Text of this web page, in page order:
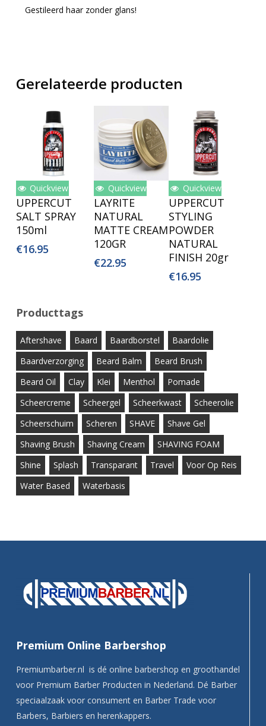
Gestileerd haar zonder glans!
Gerelateerde producten
Toevoegen
Aan
Winkelwagen
Quickview
UPPERCUT
SALT SPRAY
150ml
€16.95
Toevoegen
Aan
Winkelwagen
Quickview
LAYRITE
NATURAL
MATTE CREAM
120GR
€22.95
Toevoegen
Aan
Winkelwagen
Quickview
UPPERCUT
STYLING
POWDER
NATURAL
FINISH 20gr
€16.95
Producttags
Aftershave Baard Baardborstel
Baardolie
Baardverzorging
Beard Balm
Beard Brush
Beard Oil
Clay Klei Menthol
Pomade
Scheercreme
Scheergel Scheerkwast
Scheerolie
Scheerschuim
Scheren SHAVE
Shave Gel
Shaving Brush
Shaving Cream
SHAVING FOAM
Shine
Splash Transparant Travel
Voor Op Reis
Water Based
Waterbasis
Premium Online Barbershop
Premiumbarber.nl is dé online barbershop en groothandel
voor Premium Barber Producten in Nederland. Dé Barber
speciaalzaak voor consument en Barber Trade voor
Barbers, Barbiers en herenkappers.